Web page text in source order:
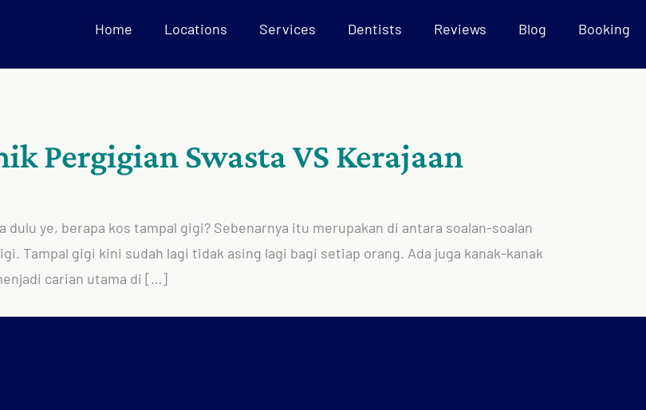
Home Locations Services Dentists Reviews Blog Booking
Pergigian Swasta VS Kerajaan
dulu ye, berapa kos tampal gigi? Sebenarnya itu merupakan di antara soalan-soalan
Tampal gigi kini sudah lagi tidak asing lagi bagi setiap orang. Ada juga kanak-kanak
carian utama di […]